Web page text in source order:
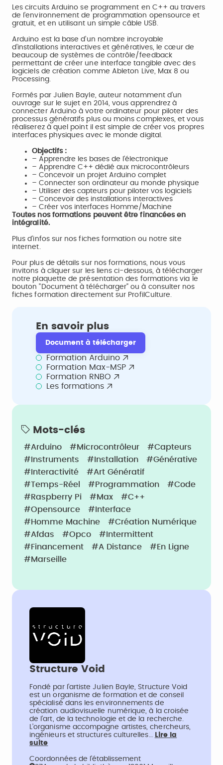
Les circuits Arduino se programment en C++ au travers
de l’environnement de programmation opensource et
gratuit, et en utilisant un simple câble USB.
Arduino est la base d’un nombre incroyable
d’installations interactives et génératives, le cœur de
beaucoup de systèmes de contrôle/feedback
permettant de créer une interface tangible avec des
logiciels de création comme Ableton Live, Max 8 ou
Processing.
Formés par Julien Bayle, auteur notamment d’un
ouvrage sur le sujet en 2014, vous apprendrez à
connecter Arduino à votre ordinateur pour piloter des
processus génératifs plus ou moins complexes, et vous
réaliserez à quel point il est simple de créer vos propres
interfaces physiques avec le monde digital.
Objectifs :
– Apprendre les bases de l’électronique
– Apprendre C++ dédié aux microcontrôleurs
– Concevoir un projet Arduino complet
– Connecter son ordinateur au monde physique
– Utiliser des capteurs pour piloter vos logiciels
– Concevoir des installations interactives
– Créer vos interfaces Homme/Machine
Toutes nos formations peuvent être financées en
intégralité.
Plus d'infos sur nos fiches formation ou notre site
internet.
Pour plus de détails sur nos formations, nous vous
invitons à cliquer sur les liens ci-dessous, à télécharger
notre plaquette de présentation des formations via le
bouton "Document à télécharger" ou à consulter nos
fiches formation directement sur ProfilCulture.
En savoir plus
Document à télécharger
Formation Arduino
Formation Max-MSP
Formation RNBO
Les formations
Mots-clés
#Arduino #Microcontrôleur
#Capteurs
#Instruments
#Installation
#Générative
#Interactivité
#Art Génératif
#Temps-Réel
#Programmation
#Code
#Raspberry Pi
#Max
#C++
#Opensource
#Interface
#Homme Machine
#Création Numérique
#Afdas
#Opco
#Intermittent
#Financement
#A Distance
#En Ligne
#Marseille
Structure Void
Fondé par l’artiste Julien Bayle, Structure Void
est un organisme de formation et de conseil
spécialisé dans les environnements de
création audiovisuelle numérique, à la croisée
de l’art, de la technologie et de la recherche.
L’organisme accompagne artistes, chercheurs,
ingénieurs et structures culturelles… Lire la
suite
Coordonnées de l’établissement